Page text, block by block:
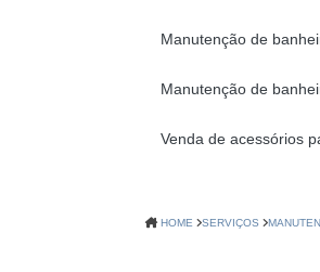
Manutenção de
Manutenção de
Venda de acessórios
HOME SERVIÇOS